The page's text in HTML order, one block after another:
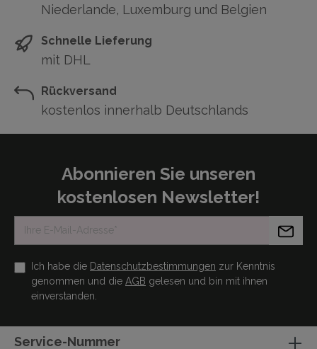
Niederlande, Luxemburg und Belgien
Schnelle Lieferung
mit DHL
Rückversand
kostenlos innerhalb Deutschlands
Abonnieren Sie unseren
kostenlosen Newsletter!
Ich habe die Datenschutzbestimmungen zur Kenntnis
genommen und die AGB gelesen und bin mit ihnen
einverstanden.
Service-Nummer